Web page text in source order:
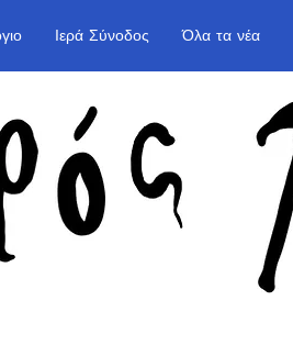
Ιερά Σύνοδος Όλα τα νέα